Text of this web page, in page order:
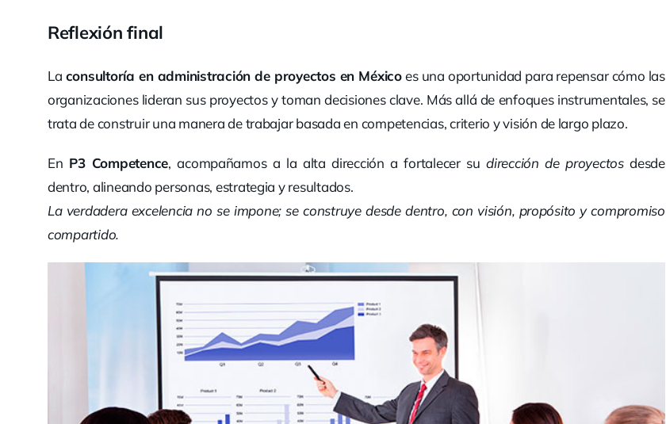
Reflexión final
La consultoría en administración de proyectos en Méxicoes una oportunidad para repensar cómo las
organizaciones lideran sus proyectos y toman decisiones clave. Más allá de enfoques instrumentales, se
trata de construir una manera de trabajar basada en competencias, criterio y visión de largo plazo.
En P3 Competence, acompañamos a la alta dirección a fortalecer sudirección de proyectosdesde
dentro, alineando personas, estrategia y resultados.
La verdadera excelencia no se impone; se construye desde dentro, con visión, propósito y compromiso
compartido.